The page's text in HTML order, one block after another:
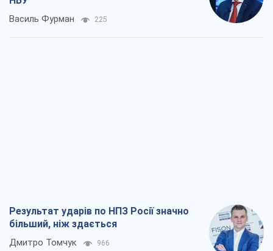
Василь Фурман 225
Результат ударів по НПЗ Росії значно
більший, ніж здається
Дмитро Томчук 966